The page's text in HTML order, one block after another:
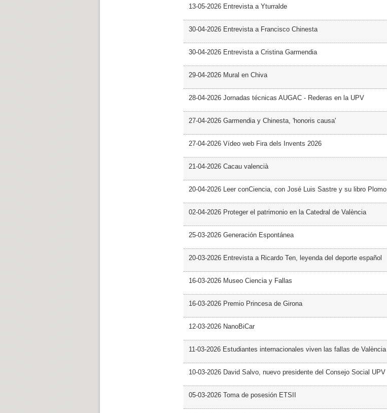
13-05-2026 Entrevista a Yturralde
30-04-2026 Entrevista a Francisco Chinesta
30-04-2026 Entrevista a Cristina Garmendia
29-04-2026 Mural en Chiva
28-04-2026 Jornadas técnicas AUGAC - Rederas en la UPV
27-04-2026 Garmendia y Chinesta, 'honoris causa'
27-04-2026 Vídeo web Fira dels Invents 2026
21-04-2026 Cacau valencià
20-04-2026 Leer conCiencia, con José Luis Sastre y su libro Plomo
02-04-2026 Proteger el patrimonio en la Catedral de València
25-03-2026 Generación Espontánea
20-03-2026 Entrevista a Ricardo Ten, leyenda del deporte español
16-03-2026 Museo Ciencia y Fallas
16-03-2026 Premio Princesa de Girona
12-03-2026 NanoBiCar
11-03-2026 Estudiantes internacionales viven las fallas de València
10-03-2026 David Salvo, nuevo presidente del Consejo Social UPV
05-03-2026 Toma de posesión ETSII